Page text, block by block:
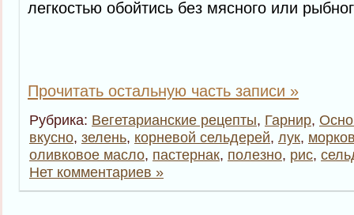
легкостью обойтись без мясного или
Прочитать остальную часть записи »
Рубрика: Вегетарианские рецепты, Гарнир,
вкусно, зелень, корневой сельдерей, лук,
оливковое масло, пастернак, полезно, рис,
Нет комментариев »